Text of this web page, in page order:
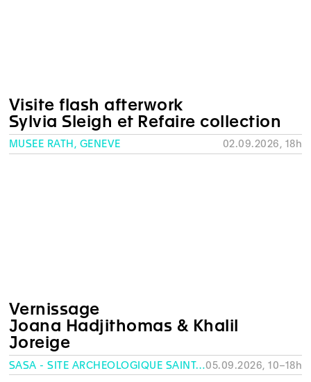
Visite flash afterwork
Sylvia Sleigh et Refaire collection
MUSÉE RATH, GENÈVE 02.09.2026, 18h
Vernissage
Joana Hadjithomas & Khalil
Joreige
SASA - SITE ARCHÉOLOGIQUE SAINT-ANTOINE, GENÈVE05.09.2026, 10–18h